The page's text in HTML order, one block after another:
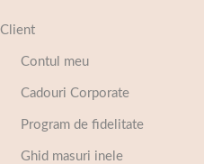
Client
Contul meu
Cadouri Corporate
Program de fidelitate
Ghid masuri inele